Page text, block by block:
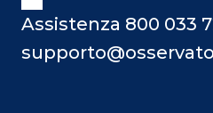
Assistenza 800 033